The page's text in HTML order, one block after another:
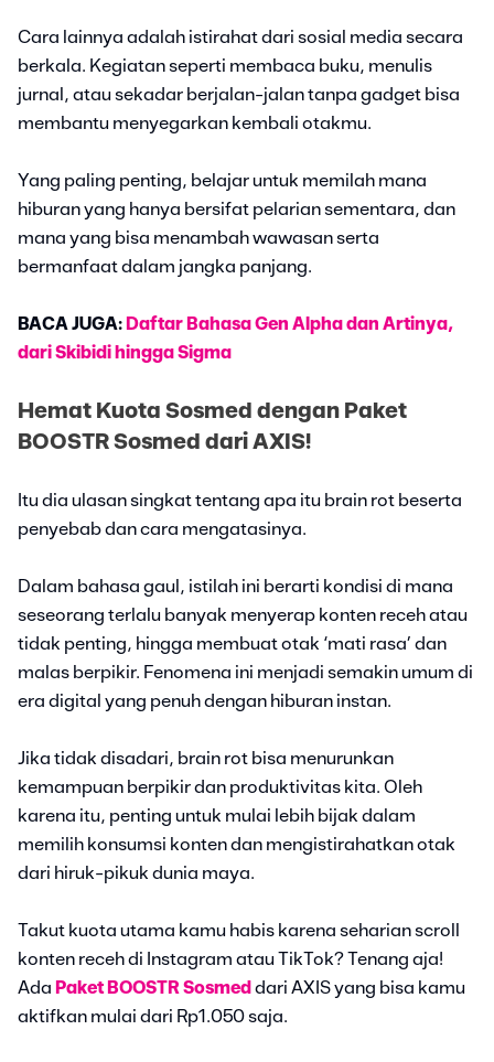
Cara lainnya adalah istirahat dari sosial media secara
berkala. Kegiatan seperti membaca buku, menulis
jurnal, atau sekadar berjalan-jalan tanpa gadget bisa
membantu menyegarkan kembali otakmu.
Yang paling penting, belajar untuk memilah mana
hiburan yang hanya bersifat pelarian sementara, dan
mana yang bisa menambah wawasan serta
bermanfaat dalam jangka panjang.
BACA JUGA: Daftar Bahasa Gen Alpha dan Artinya,
dari Skibidi hingga Sigma
Hemat Kuota Sosmed dengan Paket
BOOSTR Sosmed dari AXIS!
Itu dia ulasan singkat tentang apa itu brain rot beserta
penyebab dan cara mengatasinya.
Dalam bahasa gaul, istilah ini berarti kondisi di mana
seseorang terlalu banyak menyerap konten receh atau
tidak penting, hingga membuat otak ‘mati rasa’ dan
malas berpikir. Fenomena ini menjadi semakin umum di
era digital yang penuh dengan hiburan instan.
Jika tidak disadari, brain rot bisa menurunkan
kemampuan berpikir dan produktivitas kita. Oleh
karena itu, penting untuk mulai lebih bijak dalam
memilih konsumsi konten dan mengistirahatkan otak
dari hiruk-pikuk dunia maya.
Takut kuota utama kamu habis karena seharian scroll
konten receh di Instagram atau TikTok? Tenang aja!
Ada Paket BOOSTR Sosmed dari AXIS yang bisa kamu
aktifkan mulai dari Rp1.050 saja.